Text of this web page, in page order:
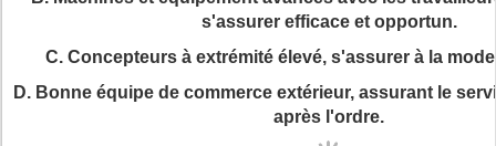
s'assurer efficace et opportun.
C. Concepteurs à extrémité élevé, s'assurer à la
D. Bonne équipe de commerce extérieur, assurant le
après l'ordre.